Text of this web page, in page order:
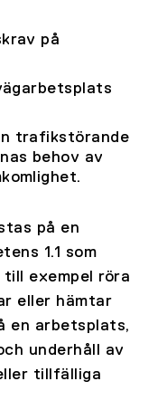
på
trafikstörande
behov av
på en
1.1 som
exempel röra
eller hämtar
en arbetsplats,
underhåll av
tillfälliga